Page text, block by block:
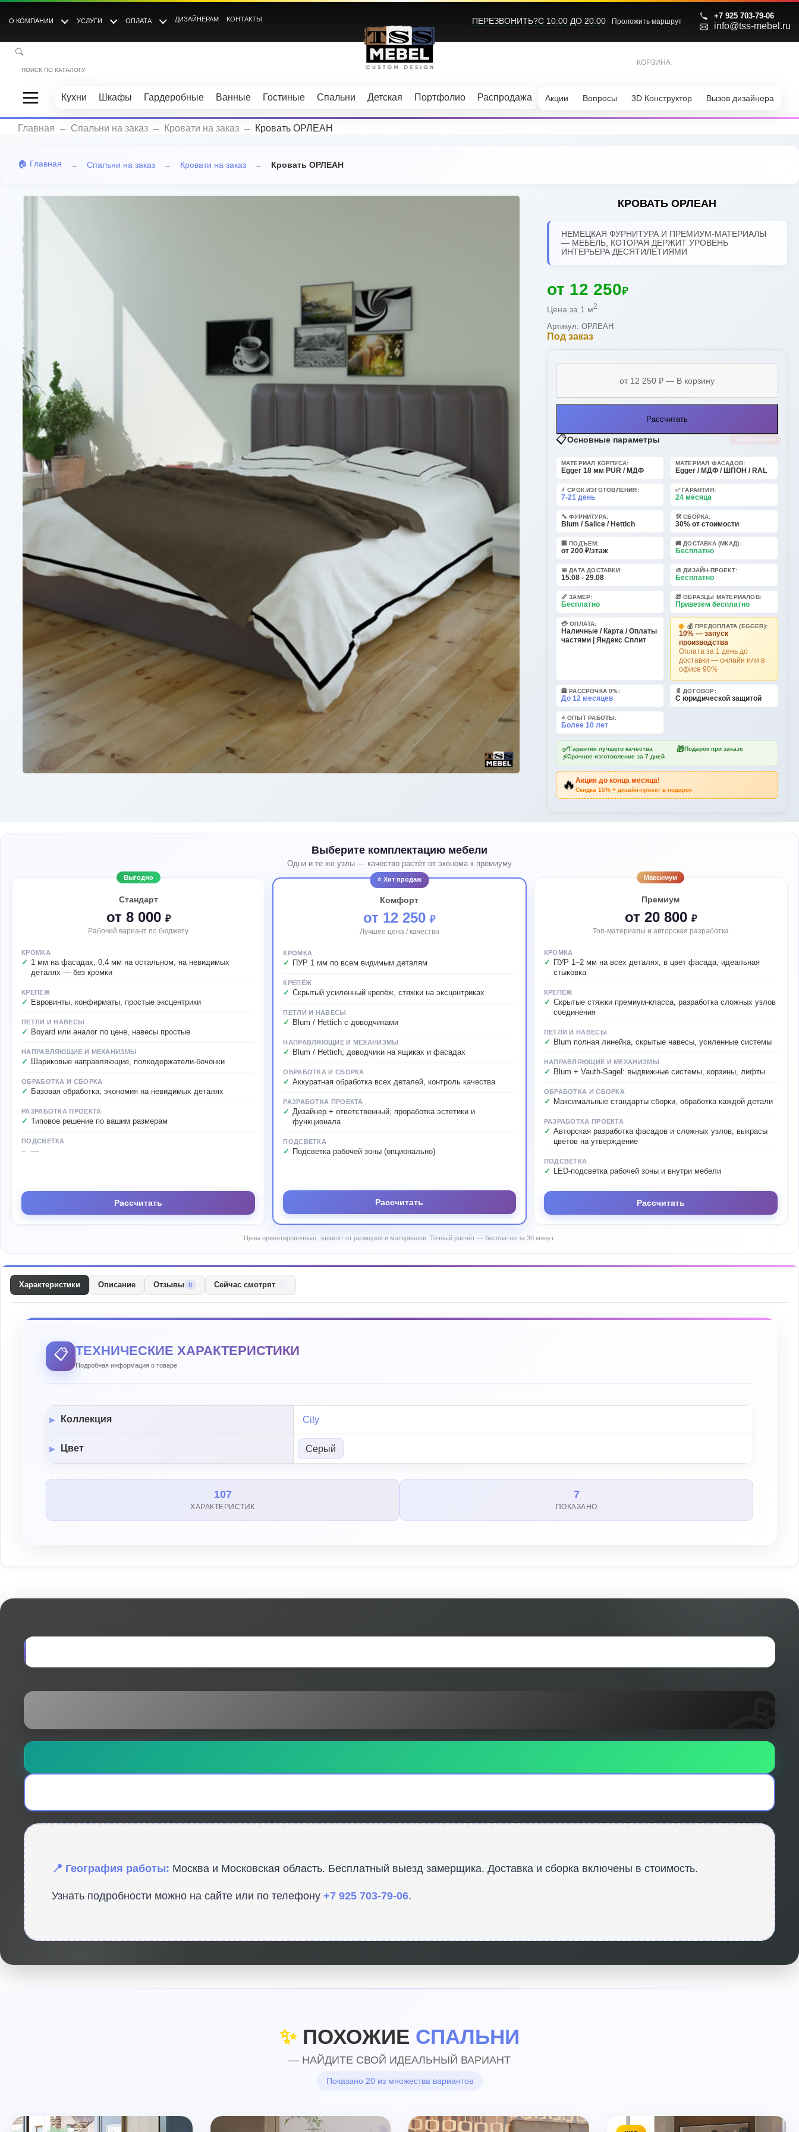
О КОМПАНИИ УСЛУГИ ОПЛАТА ДИЗАЙНЕРАМ КОНТАКТЫ ПЕРЕЗВОНИТЬ?С 10:00 ДО 20:00 Проложить маршрут
+7 925 703-79-06
info@tss-mebel.ru
КОРЗИНА
Кухни Шкафы Гардеробные Ванные Гостиные Спальни Детская Портфолио Распродажа Акции Вопросы 3D Конструктор Вызов дизайнера
Главная Спальни на заказ Кровати на заказ Кровать ОРЛЕАН
🏠 Главная → Спальни на заказ → Кровати на заказ → Кровать ОРЛЕАН
КРОВАТЬ ОРЛЕАН
НЕМЕЦКАЯ ФУРНИТУРА И ПРЕМИУМ-МАТЕРИАЛЫ
— МЕБЕЛЬ, КОТОРАЯ ДЕРЖИТ УРОВЕНЬ
ИНТЕРЬЕРА ДЕСЯТИЛЕТИЯМИ
от 12 250₽
Цена за 1 м2
Артикул: ОРЛЕАН
Под заказ
Рассчитать
📋Основные параметры
МАТЕРИАЛ КОРПУСА:
Egger 18 мм PUR / МДФ
МАТЕРИАЛ ФАСАДОВ:
Egger / МДФ / ШПОН / RAL
⚡ СРОК ИЗГОТОВЛЕНИЯ:
7-21 день
✅ ГАРАНТИЯ:
24 месяца
🔧 ФУРНИТУРА:
Blum / Salice / Hettich
🛠️ СБОРКА:
30% от стоимости
🏢 ПОДЪЕМ:
от 200 ₽/этаж
🚚 ДОСТАВКА (МКАД):
Бесплатно
📅 ДАТА ДОСТАВКИ:
15.08 - 29.08
🎨 ДИЗАЙН-ПРОЕКТ:
Бесплатно
📏 ЗАМЕР:
Бесплатно
🎁 ОБРАЗЦЫ МАТЕРИАЛОВ:
Привезем бесплатно
💳 ОПЛАТА:
Наличные / Карта / Оплаты
частями | Яндекс Сплит
💰 ПРЕДОПЛАТА (EGGER):
10% — запуск
производства
Оплата за 1 день до
доставки — онлайн или в
офисе 90%
🏦 РАССРОЧКА 0%:
До 12 месяцев
📄 ДОГОВОР:
С юридической защитой
⭐ ОПЫТ РАБОТЫ:
Более 10 лет
✅Гарантия лучшего качества 🎁Подарок при заказе
⚡Срочное изготовление за 7 дней
🔥Акция до конца месяца!
Скидка 15% + дизайн-проект в подарок
Выберите комплектацию мебели
Одни и те же узлы — качество растёт от эконома к премиуму
Выгодно
Стандарт
от 8 000 ₽
Рабочий вариант по бюджету
КРОМКА
1 мм на фасадах, 0,4 мм на остальном, на невидимых
деталях — без кромки
КРЕПЁЖ
Евровинты, конфирматы, простые эксцентрики
ПЕТЛИ И НАВЕСЫ
Boyard или аналог по цене, навесы простые
НАПРАВЛЯЮЩИЕ И МЕХАНИЗМЫ
Шариковые направляющие, полкодержатели-бочонки
ОБРАБОТКА И СБОРКА
Базовая обработка, экономия на невидимых деталях
РАЗРАБОТКА ПРОЕКТА
Типовое решение по вашим размерам
ПОДСВЕТКА
—
Рассчитать
⭐ Хит продаж
Комфорт
от 12 250₽
Лучшее цена / качество
КРОМКА
ПУР 1 мм по всем видимым деталям
КРЕПЁЖ
Скрытый усиленный крепёж, стяжки на эксцентриках
ПЕТЛИ И НАВЕСЫ
Blum / Hettich с доводчиками
НАПРАВЛЯЮЩИЕ И МЕХАНИЗМЫ
Blum / Hettich, доводчики на ящиках и фасадах
ОБРАБОТКА И СБОРКА
Аккуратная обработка всех деталей, контроль качества
РАЗРАБОТКА ПРОЕКТА
Дизайнер + ответственный, проработка эстетики и
функционала
ПОДСВЕТКА
Подсветка рабочей зоны (опционально)
Рассчитать
Максимум
Премиум
от 20 800 ₽
Топ-материалы и авторская разработка
КРОМКА
ПУР 1–2 мм на всех деталях, в цвет фасада, идеальная
стыковка
КРЕПЁЖ
Скрытые стяжки премиум-класса, разработка сложных узлов
соединения
ПЕТЛИ И НАВЕСЫ
Blum полная линейка, скрытые навесы, усиленные системы
НАПРАВЛЯЮЩИЕ И МЕХАНИЗМЫ
Blum + Vauth-Sagel: выдвижные системы, корзины, лифты
ОБРАБОТКА И СБОРКА
Максимальные стандарты сборки, обработка каждой детали
РАЗРАБОТКА ПРОЕКТА
Авторская разработка фасадов и сложных узлов, выкрасы
цветов на утверждение
ПОДСВЕТКА
LED-подсветка рабочей зоны и внутри мебели
Рассчитать
Цены ориентировочные, зависят от размеров и материалов. Точный расчёт — бесплатно за 30 минут.
Характеристики Описание Отзывы 0 Сейчас смотрят
📋 ТЕХНИЧЕСКИЕ ХАРАКТЕРИСТИКИ
Подробная информация о товаре
Коллекция City
Цвет Серый
107
ХАРАКТЕРИСТИК
7
ПОКАЗАНО
📍 География работы: Москва и Московская область. Бесплатный выезд замерщика. Доставка и сборка включены в стоимость.
Узнать подробности можно на сайте или по телефону +7 925 703-79-06.
✨ ПОХОЖИЕ СПАЛЬНИ
— НАЙДИТЕ СВОЙ ИДЕАЛЬНЫЙ ВАРИАНТ
Показано 20 из множества вариантов